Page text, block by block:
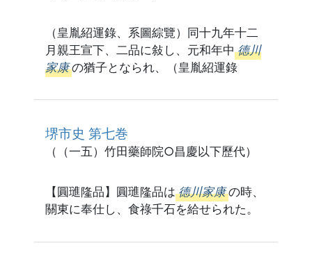
（皇胤紹運錄、系圖綜覽）同十九年十二
月親王宣下、二品に敍し、元和年中 德川
家康 の猶子となられ、（皇胤紹運錄
堺市史 第七巻
（（一五）竹田藥師院○昌慶以下歷代）
【圓璡隆品】圓璡隆品は 德川家康 の時、
關東に奉仕し、食祿千石を給せられた。